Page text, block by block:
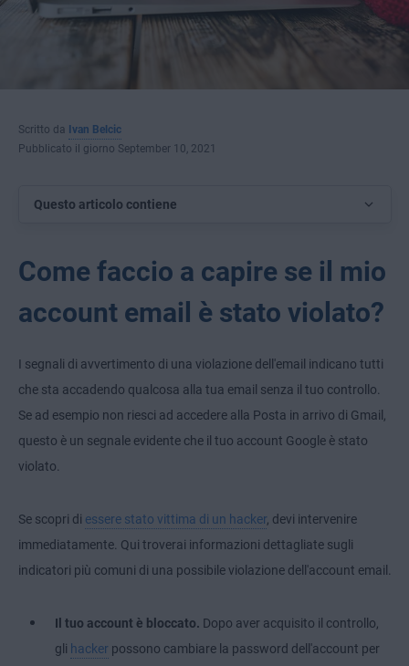
Scritto da Ivan Belcic
Pubblicato il giorno September 10, 2021
Questo articolo contiene
Come faccio a capire se il mio
account email è stato violato?
I segnali di avvertimento di una violazione dell'email indicano tutti
che sta accadendo qualcosa alla tua email senza il tuo controllo.
Se ad esempio non riesci ad accedere alla Posta in arrivo di Gmail,
questo è un segnale evidente che il tuo account Google è stato
violato.
Se scopri di essere stato vittima di un hacker, devi intervenire
immediatamente. Qui troverai informazioni dettagliate sugli
indicatori più comuni di una possibile violazione dell'account email.
Il tuo account è bloccato. Dopo aver acquisito il controllo,
gli hacker possono cambiare la password dell'account per